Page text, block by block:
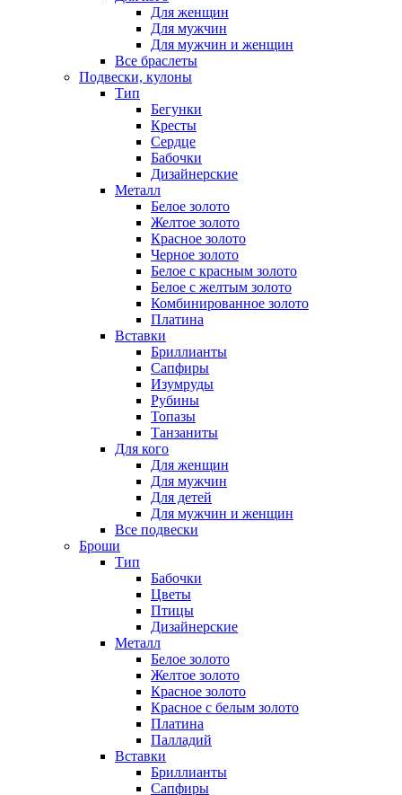
Для женщин
Для мужчин
Для мужчин и женщин
Все браслеты
Подвески, кулоны
Тип
Бегунки
Кресты
Сердце
Бабочки
Дизайнерские
Металл
Белое золото
Желтое золото
Красное золото
Черное золото
Белое с красным золото
Белое с желтым золото
Комбинированное золото
Платина
Вставки
Бриллианты
Сапфиры
Изумруды
Рубины
Топазы
Танзаниты
Для кого
Для женщин
Для мужчин
Для детей
Для мужчин и женщин
Все подвески
Броши
Тип
Бабочки
Цветы
Птицы
Дизайнерские
Металл
Белое золото
Желтое золото
Красное золото
Красное с белым золото
Платина
Палладий
Вставки
Бриллианты
Сапфиры